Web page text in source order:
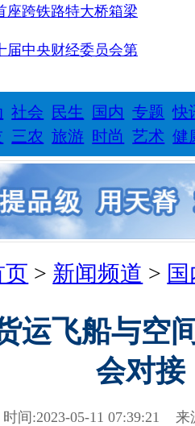
座跨铁路特大桥箱梁
届中央财经委员会第
社会 民生 国内 专题 快
三农 旅游 时尚 艺术 健
页 > 新闻频道 >
运飞船与空
会对接
时间:2023-05-11 07:39:21 来